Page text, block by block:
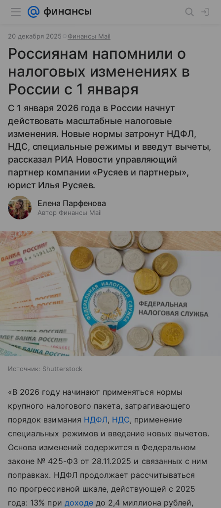
20 декабря 2025 Финансы Mail
Россиянам напомнили о
налоговых изменениях в
России с 1 января
С 1 января 2026 года в России начнут
действовать масштабные налоговые
изменения. Новые нормы затронут НДФЛ,
НДС, специальные режимы и введут вычеты,
рассказал РИА Новости управляющий
партнер компании «Русяев и партнеры»,
юрист Илья Русяев.
Елена Парфенова
Автор Финансы Mail
Источник: Shutterstock
«В 2026 году начинают применяться нормы
крупного налогового пакета, затрагивающего
порядок взимания НДФЛ, НДС, применение
специальных режимов и введение новых вычетов.
Основа изменений содержится в Федеральном
законе № 425-ФЗ от 28.11.2025 и связанных с ним
поправках. НДФЛ продолжает рассчитываться
по прогрессивной шкале, действующей с 2025
года: 13% при доходедо 2,4 миллиона рублей,